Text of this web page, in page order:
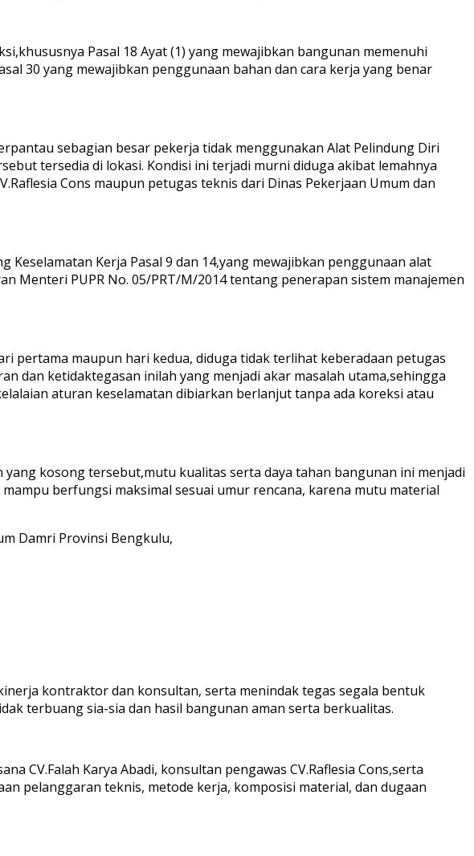
Pasal 18 Ayat (1) yang mewajibkan bangunan memenuhi
30 yang mewajibkan penggunaan bahan dan cara kerja yang benar
sebagian besar pekerja tidak menggunakan Alat Pelindung Diri
tersedia di lokasi. Kondisi ini terjadi murni diduga akibat lemahnya
Cons maupun petugas teknis dari Dinas Pekerjaan Umum dan
Kerja Pasal 9 dan 14,yang mewajibkan penggunaan alat
Menteri PUPR No. 05/PRT/M/2014 tentang penerapan sistem manajemen
pertama maupun hari kedua, diduga tidak terlihat keberadaan petugas
dan ketidaktegasan inilah yang menjadi akar masalah utama,sehingga
aturan keselamatan dibiarkan berlanjut tanpa ada koreksi atau
kosong tersebut,mutu kualitas serta daya tahan bangunan ini menjadi
berfungsi maksimal sesuai umur rencana, karena mutu material
Damri Provinsi Bengkulu,
kontraktor dan konsultan, serta menindak tegas segala bentuk
terbuang sia-sia dan hasil bangunan aman serta berkualitas.
CV.Falah Karya Abadi, konsultan pengawas CV.Raflesia Cons,serta
pelanggaran teknis, metode kerja, komposisi material, dan dugaan